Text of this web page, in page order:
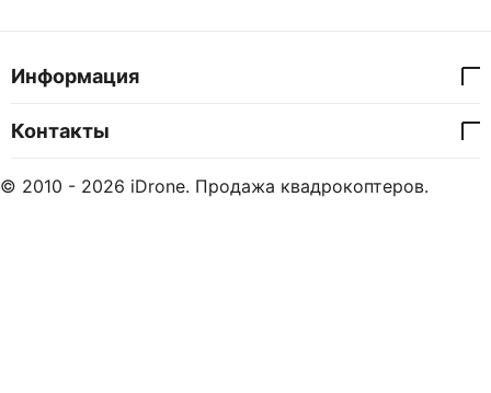
Информация
Контакты
© 2010 - 2026 iDrone. Продажа квадрокоптеров.